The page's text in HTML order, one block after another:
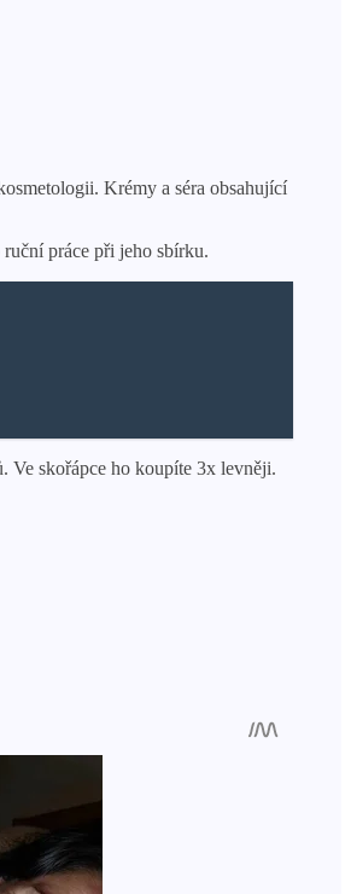
Krémy a séra obsahující
ruční práce při jeho sbírku.
Ve skořápce ho koupíte 3x levněji.